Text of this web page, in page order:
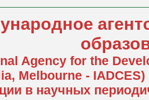
Agency for the
Melbourne -
в научных